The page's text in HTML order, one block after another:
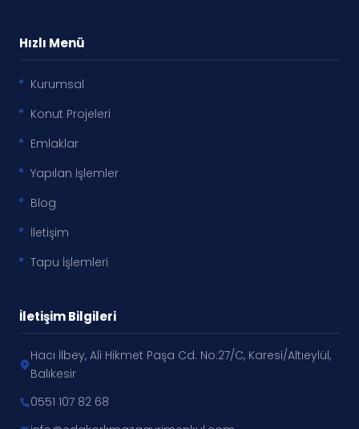
Hızlı Menü
Kurumsal
Konut Projeleri
Emlaklar
Yapılan İşlemler
Blog
İletişim
Tapu İşlemleri
İletişim Bilgileri
Hacı İlbey, Ali Hikmet Paşa Cd. No:27/C, Karesi/Altıeylül,
Balıkesir
0551 107 82 68